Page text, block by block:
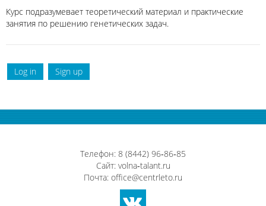
Курс подразумевает теоретический материал и практические
занятия по решению генетических задач.
Log in Sign up
Телефон: 8 (8442) 96‑86‑85
Сайт: volna‑talant.ru
Почта: office@centrleto.ru